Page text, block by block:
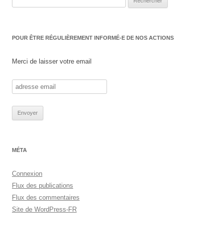
POUR ÊTRE RÉGULIÈREMENT INFORMÉ-E DE NOS ACTIONS
Merci de laisser votre email
MÉTA
Connexion
Flux des publications
Flux des commentaires
Site de WordPress-FR